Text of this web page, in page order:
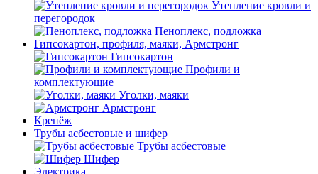
Утепление кровли и
перегородок
Пеноплекс, подложка
Гипсокартон, профиля, маяки, Армстронг
Гипсокартон
Профили и
комплектующие
Уголки, маяки
Армстронг
Крепёж
Трубы асбестовые и шифер
Трубы асбестовые
Шифер
Электрика